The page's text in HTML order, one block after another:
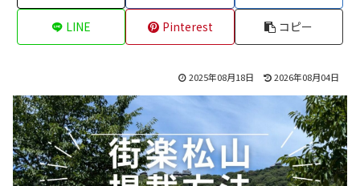
LINE Pinterest コピー
2025年08月18日 2026年08月04日